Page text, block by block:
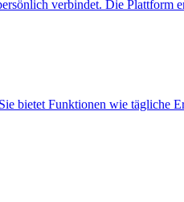
verbindet. Die Plattform
bietet Funktionen wie tägliche